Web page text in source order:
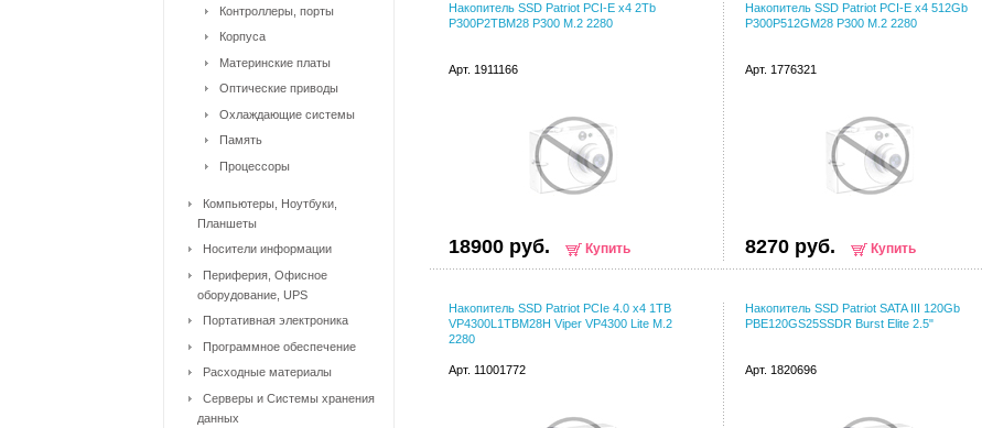
Накопитель SSD Patriot PCI-E x4 2Tb
P300P2TBM28 P300 M.2 2280
Арт. 1911166
18900 руб. Купить
Накопитель SSD Patriot PCI-E x4 512Gb
P300P512GM28 P300 M.2 2280
Арт. 1776321
8270 руб. Купить
Накопитель SSD Patriot PCIe 4.0 x4 1TB
VP4300L1TBM28H Viper VP4300 Lite M.2
2280
Арт. 11001772
Накопитель SSD Patriot SATA III 120Gb
PBE120GS25SSDR Burst Elite 2.5"
Арт. 1820696
Контроллеры, порты
Корпуса
Материнские платы
Оптические приводы
Охлаждающие системы
Память
Процессоры
Компьютеры, Ноутбуки,
Планшеты
Носители информации
Периферия, Офисное
оборудование, UPS
Портативная электроника
Программное обеспечение
Расходные материалы
Серверы и Системы хранения
данных